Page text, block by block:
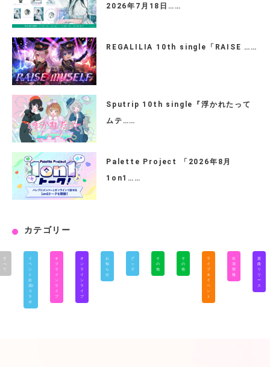
2026年7月18日……
REGALILIA 10th single「RAISE ……
Sputrip 10th single『浮かれたって
ムテ……
Palette Project 「2026年8月
1on1……
カテゴリー
す
べ
て
イ
ベ
ン
ト
出
演/
コ
ラ
ボ
オ
フ
ラ
イ
ン
ラ
イ
ブ
オ
ン
ラ
イ
ン
ラ
イ
ブ
お
知
ら
せ
グ
ッ
ズ
そ
の
他
そ
の
他
ラ
イ
ブ
＆
イ
ベ
ン
ト
出
演
情
報
楽
曲
リ
リ
ー
ス